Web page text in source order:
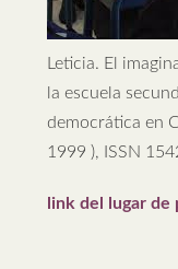
Leticia. El
la escuela
democrática en
1999 ), ISSN
link del lugar de